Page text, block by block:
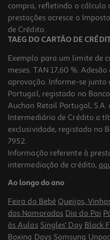
7.39 €/un
7,39 €
Máquina De Café Filtro
16.99 €/un
16,99 €
compra, refletindo o cálculo
prestações acresce o
de Crédito.
TAEG DO CARTÃO DE
Exemplo para um limite de
meses. TAN 17,60 %.
aprovação. Informe-se junto
Portugal, registado no
Auchan Retail Portugal,
Intermediário de Crédito a
exclusividade, registado no
7952.
Informação referente à
intermediação de crédito,
Ao longo do ano
Feira do Bebé Queijos,
dos Namorados Dia do Pai
às Aulas Singles' Day Black
Boxing Days Samsung